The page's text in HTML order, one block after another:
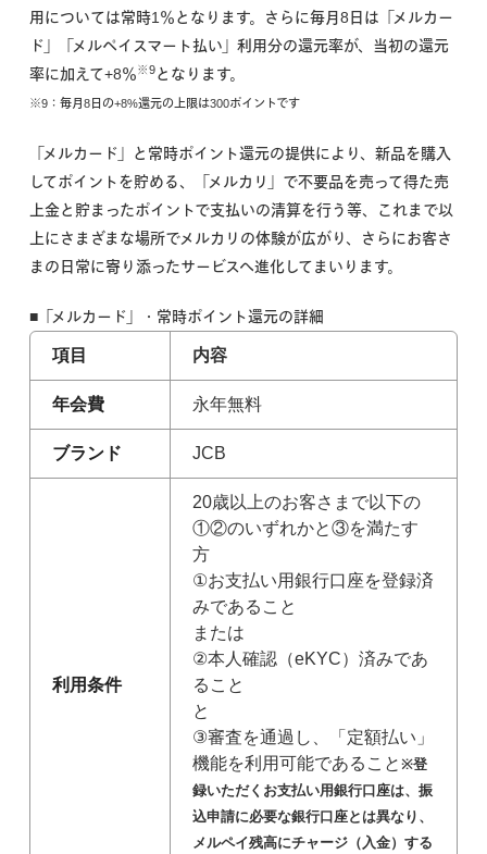
用については常時1％となります。さらに毎月8日は「メルカー
ド」「メルペイスマート払い」利用分の還元率が、当初の還元
率に加えて+8％※9となります。
※9：毎月8日の+8%還元の上限は300ポイントです
「メルカード」と常時ポイント還元の提供により、新品を購入
してポイントを貯める、「メルカリ」で不要品を売って得た売
上金と貯まったポイントで支払いの清算を行う等、これまで以
上にさまざまな場所でメルカリの体験が広がり、さらにお客さ
まの日常に寄り添ったサービスへ進化してまいります。
■「メルカード」・常時ポイント還元の詳細
項目 内容
年会費 永年無料
ブランド JCB
利用条件
20歳以上のお客さまで以下の
①②のいずれかと③を満たす
方
①お支払い用銀行口座を登録済
みであること
または
②本人確認（eKYC）済みであ
ること
と
③審査を通過し、「定額払い」
機能を利用可能であること ※登
録いただくお支払い用銀行口座は、振
込申請に必要な銀行口座とは異なり、
メルペイ残高にチャージ（入金）する